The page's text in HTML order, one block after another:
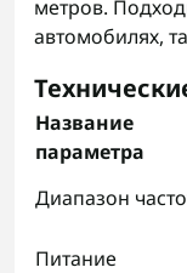
метров.
автомобилях,
Название
параметра
Диапазон
Питание